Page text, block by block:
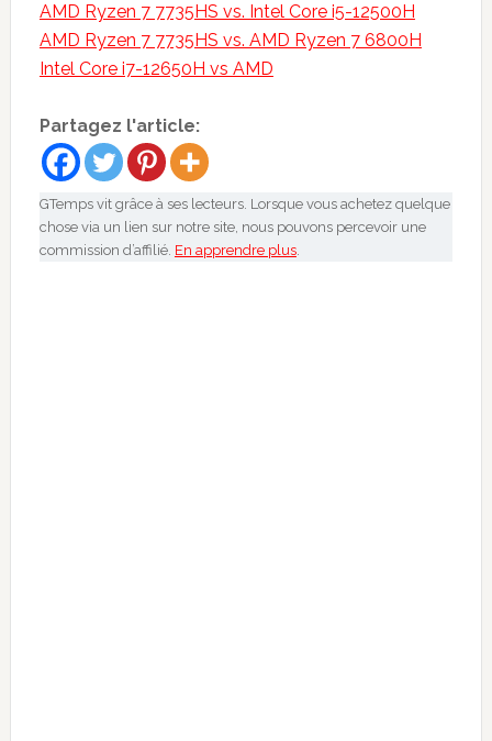
AMD Ryzen 7 7735HS vs. Intel Core i5-12500H
AMD Ryzen 7 7735HS vs. AMD Ryzen 7 6800H
Intel Core i7-12650H vs AMD
Partagez l'article:
GTemps vit grâce à ses lecteurs. Lorsque vous achetez quelque
chose via un lien sur notre site, nous pouvons percevoir une
commission d’affilié. En apprendre plus.